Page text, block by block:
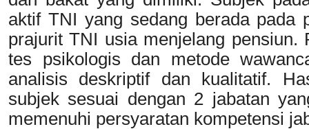
aktif TNI yang sedang berada pada
prajurit TNI usia menjelang pensiun.
tes psikologis dan metode
analisis deskriptif dan kualitatif.
subjek sesuai dengan 2 jabatan
memenuhi persyaratan kompetensi